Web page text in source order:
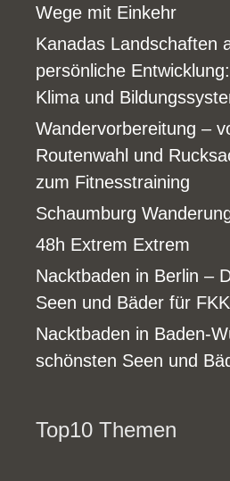
Wege mit Einkehr
Kanadas Landschaften
persönliche
Klima und
Wandervorbereitung –
Routenwahl und
zum Fitnesstraining
Schaumburg
48h Extrem Extrem
Nacktbaden in Berlin –
Seen und Bäder für FKK
Nacktbaden in Baden-
schönsten Seen und
Top10 Themen